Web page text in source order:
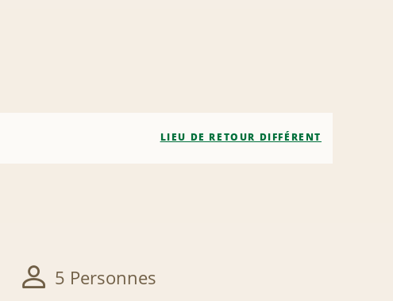
LIEU DE RETOUR DIFFÉRENT
5 Personnes